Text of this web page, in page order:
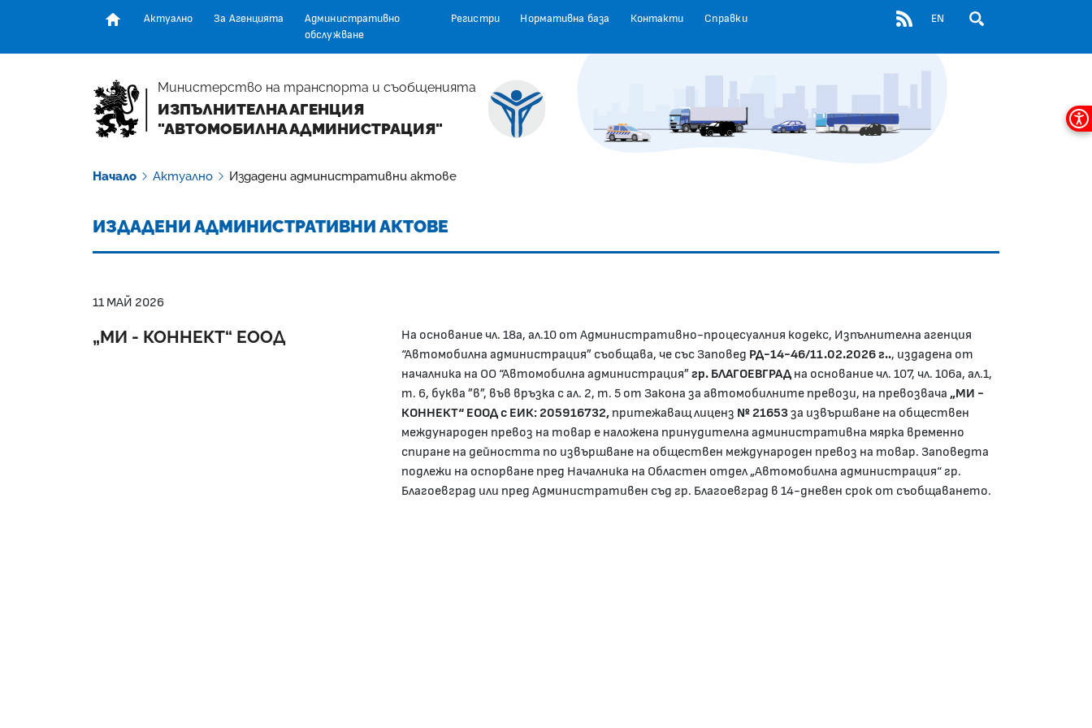
Актуално За Агенцията
Административно
обслужване
Регистри Нормативна база Контакти Справки RSS EN ОТВОРИ ПОЛЕ ЗА
Министерство на транспорта и съобщенията
ИЗПЪЛНИТЕЛНА АГЕНЦИЯ
"АВТОМОБИЛНА АДМИНИСТРАЦИЯ"
Начало Актуално Издадени административни актове
ИЗДАДЕНИ АДМИНИСТРАТИВНИ АКТОВЕ
11 МАЙ 2026
„МИ - КОННЕКТ“ ЕООД
На основание чл. 18а, ал.10 от Административно-процесуалния кодекс, Изпълнителна агенция
“Автомобилна администрация” съобщава, че със Заповед РД-14-46/11.02.2026 г.., издадена от
началника на ОО “Автомобилна администрация”гр. БЛАГОЕВГРАД на основание чл. 107, чл. 106а, ал.1,
т. 6, буква ”в”, във връзка с ал. 2, т. 5 от Закона за автомобилните превози, на превозвача „МИ -
КОННЕКТ“ ЕООД с ЕИК: 205916732, притежаващ лиценз № 21653 за извършване на обществен
международен превоз на товар е наложена принудителна административна мярка временно
спиране на дейността по извършване на обществен международен превоз на товар. Заповедта
подлежи на оспорване пред Началника на Областен отдел „Автомобилна администрация“ гр.
Благоевград или пред Административен съд гр. Благоевград в 14-дневен срок от съобщаването.